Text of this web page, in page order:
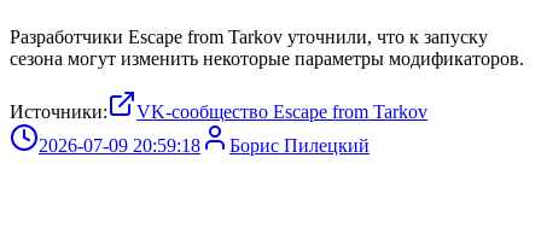
Разработчики Escape from Tarkov уточнили, что к запуску
сезона могут изменить некоторые параметры модификаторов.
Источники:
VK-сообщество Escape from Tarkov
2026-07-09 20:59:18
Борис Пилецкий